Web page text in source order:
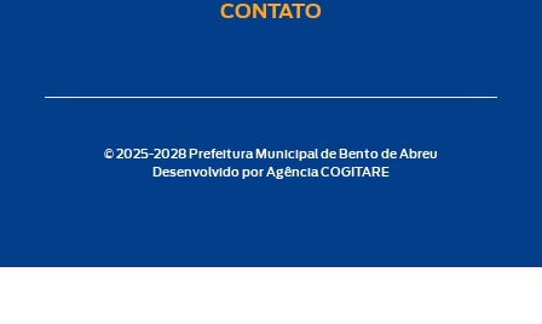
CONTATO
© 2025-2028 Prefeitura Municipal de Bento de Abreu
Desenvolvido por Agência COGITARE